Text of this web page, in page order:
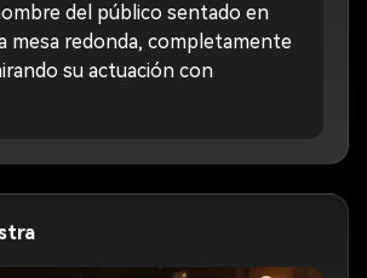
del público sentado en
mesa redonda, completamente
su actuación con